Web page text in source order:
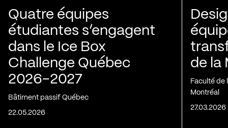
Quatre équipes
étudiantes s’engagent
dans le Ice Box
Challenge Québec
2026-2027
Bâtiment passif Québec
22.05.2026
de la
Faculté de
Montréal
27.03.2026